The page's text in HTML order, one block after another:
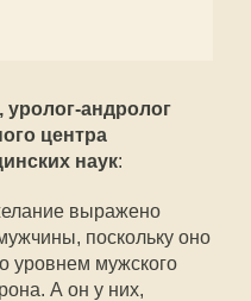
уролог-андролог
центра
наук:
выражено
поскольку оно
уровнем мужского
А он у них,